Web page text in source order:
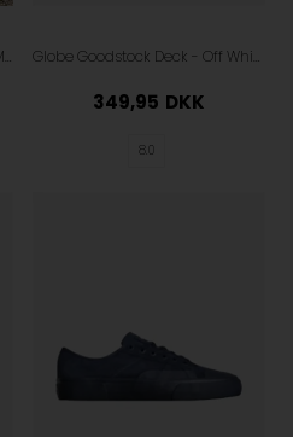
Fraizer - Pige Jeans Lav Talje - Malou - Leopard Print Globe Goodstock Deck - Off White
349,95 DKK
8.0